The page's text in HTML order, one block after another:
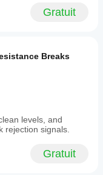
Gratuit
Breaks
levels, and
rejection signals.
Gratuit